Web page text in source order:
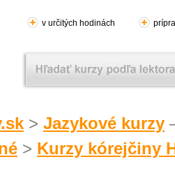
v určitých hodinách
> Jazykové kurzy
> Kurzy kórejčiny